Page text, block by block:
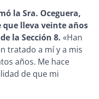
la Sra. Oceguera,
lleva veinte años
la Sección 8. «Han
tratado a mí y a mis
años. Me hace
de que mi